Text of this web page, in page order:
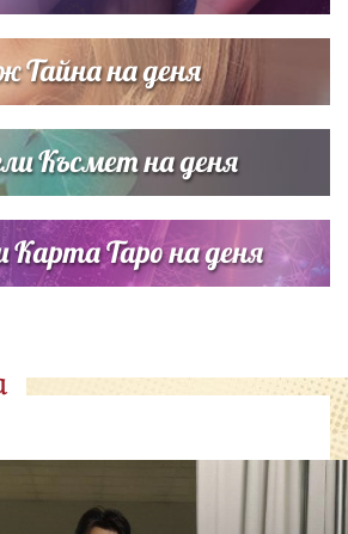
Тайна на деня
Късмет на деня
Карта Таро на деня